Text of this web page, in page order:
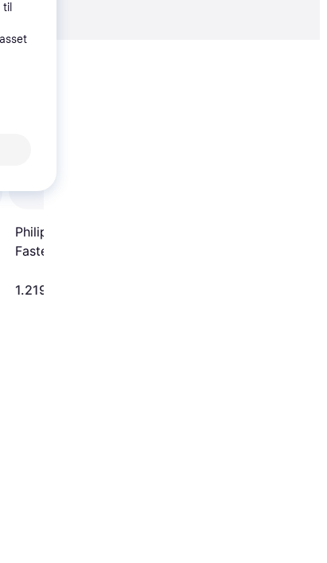
alle
Philips Loftslampe Med
Faste Vinger 52 35W
1.219 kr.